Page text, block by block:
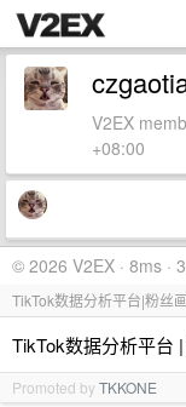
V2EX
+08:00
© 2026 V2EX · 8ms ·
TikTok数据分析平台|粉丝
TikTok数据分析平台
Promoted byTKKONE